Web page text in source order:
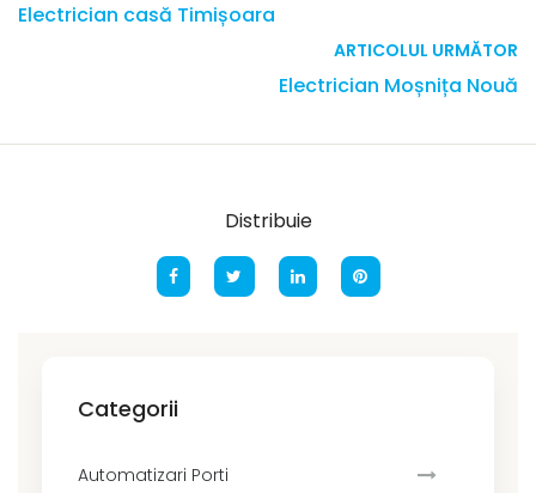
Electrician casă Timișoara
ARTICOLUL URMĂTOR
Electrician Moșnița Nouă
Distribuie
Categorii
Automatizari Porti